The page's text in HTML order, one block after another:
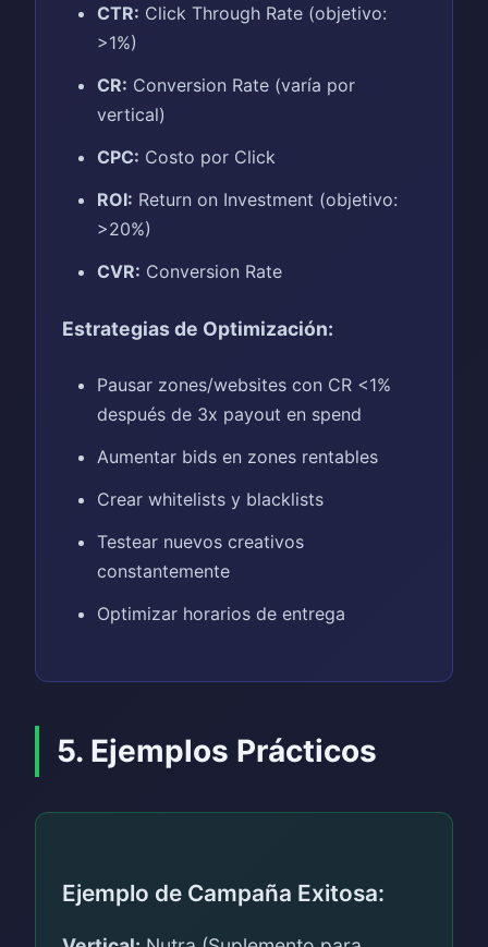
CTR: Click Through Rate (objetivo:
>1%)
CR: Conversion Rate (varía por
vertical)
CPC: Costo por Click
ROI: Return on Investment (objetivo:
>20%)
CVR: Conversion Rate
Estrategias de Optimización:
Pausar zones/websites con CR <1%
después de 3x payout en spend
Aumentar bids en zones rentables
Crear whitelists y blacklists
Testear nuevos creativos
constantemente
Optimizar horarios de entrega
5. Ejemplos Prácticos
Ejemplo de Campaña Exitosa: